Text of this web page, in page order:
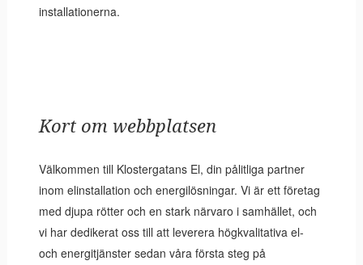
installationerna.
Kort om webbplatsen
Välkommen till Klostergatans El, din pålitliga partner
inom elinstallation och energilösningar. Vi är ett företag
med djupa rötter och en stark närvaro i samhället, och
vi har dedikerat oss till att leverera högkvalitativa el-
och energitjänster sedan våra första steg på